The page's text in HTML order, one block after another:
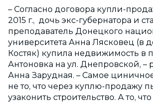
– Согласно договора купли-
2015 г., дочь экс-губернатора и
преподаватель Донецкого
университета Анна Лясковец (в
Костяк) купила недвижимость в
Антоновка на ул. Днепровской, –
Анна Зарудная. – Самое
не то, что через куплю-продажу
узаконить строительство. А то,